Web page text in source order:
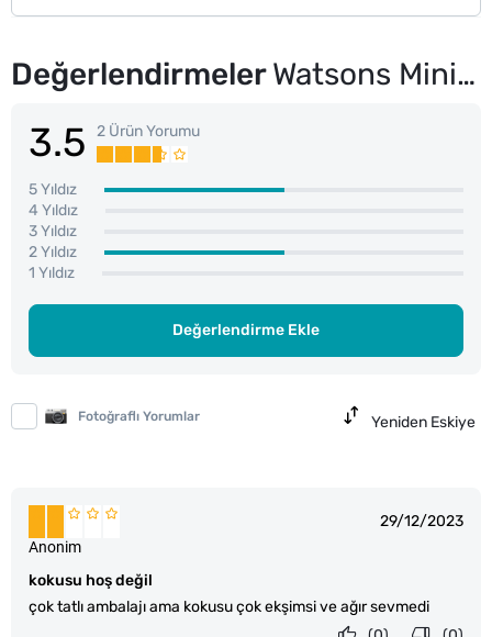
DeğerlendirmelerWatsons Mini Islak Mendil Chill Meyve Kokulu 3x8 Adet
3.5 2 Ürün Yorumu
5 Yıldız
4 Yıldız
3 Yıldız
2 Yıldız
1 Yıldız
Değerlendirme Ekle
Fotoğraflı Yorumlar Yeniden Eskiye
29/12/2023
kokusu hoş değil
çok tatlı ambalajı ama kokusu çok ekşimsi ve ağır sevmedi
Anonim